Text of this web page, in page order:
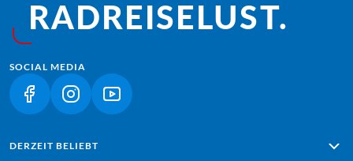
RADREISE­LUST.
SOCIAL MEDIA
(LINK ÖFFNET IN NEUEM TAB)
(LINK ÖFFNET IN NEUEM TAB)
(LINK ÖFFNET IN NEUEM TAB)
DERZEIT BELIEBT